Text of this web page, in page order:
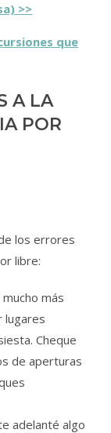
>>
que
A LA
POR
los errores
libre:
mucho más
lugares
Cheque
de aperturas
adelanté algo